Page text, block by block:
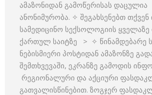
ამაზონიდან გამოწერისას დაცულია
ანონიმურობა. ✧ შეგახსენებთ
სამედიცინო სექსოლოგიის
ქართულ საიტზე > ✧ წინამდებარე
ნებისმიერი პოსტიდან ამაზონზე
შემთხვევაში, ეკრანზე გამოდის
რეგიონალური და აქციური
გათვალისწინებით. ზოგჯერ